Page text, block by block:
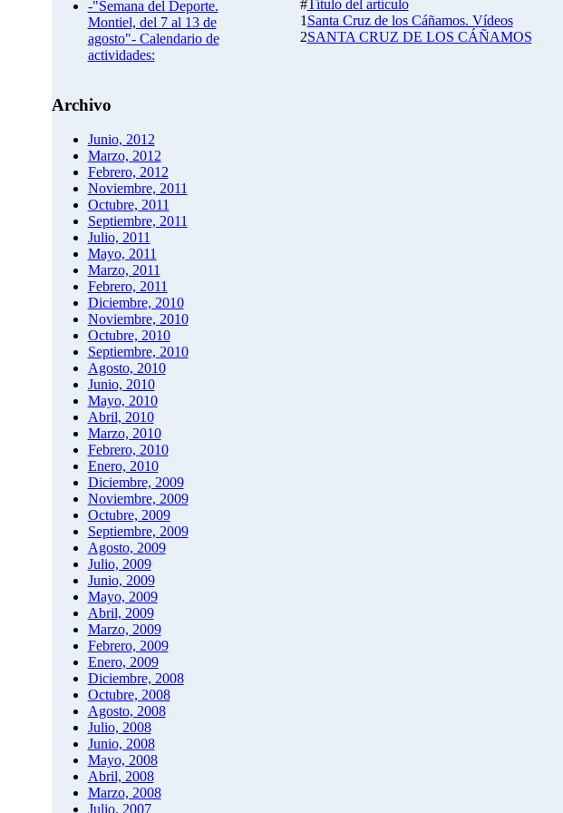
-"Semana del Deporte.
Montiel, del 7 al 13 de
agosto"- Calendario de
actividades:
Archivo
Junio, 2012
Marzo, 2012
Febrero, 2012
Noviembre, 2011
Octubre, 2011
Septiembre, 2011
Julio, 2011
Mayo, 2011
Marzo, 2011
Febrero, 2011
Diciembre, 2010
Noviembre, 2010
Octubre, 2010
Septiembre, 2010
Agosto, 2010
Junio, 2010
Mayo, 2010
Abril, 2010
Marzo, 2010
Febrero, 2010
Enero, 2010
Diciembre, 2009
Noviembre, 2009
Octubre, 2009
Septiembre, 2009
Agosto, 2009
Julio, 2009
Junio, 2009
Mayo, 2009
Abril, 2009
Marzo, 2009
Febrero, 2009
Enero, 2009
Diciembre, 2008
Octubre, 2008
Agosto, 2008
Julio, 2008
Junio, 2008
Mayo, 2008
Abril, 2008
Marzo, 2008
Julio, 2007
#Título del artículo
1 Santa Cruz de los Cáñamos. Vídeos
2SANTA CRUZ DE LOS CÁÑAMOS